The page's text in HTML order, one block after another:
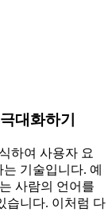
대화하기
하여 사용자 요
기술입니다. 예
사람의 언어를
습니다. 이처럼 다